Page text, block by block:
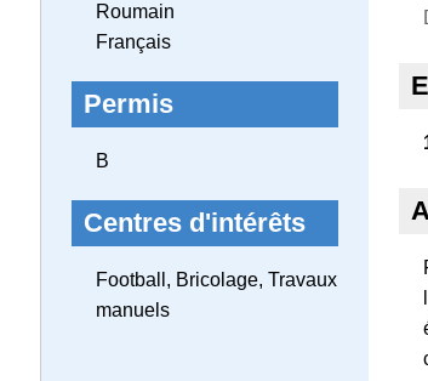
Roumain
Français
Permis
B
Centres d'intérêts
Football, Bricolage, Travaux
manuels